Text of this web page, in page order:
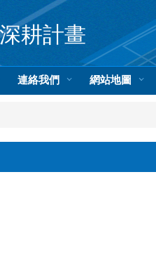
耕計畫
連絡我們 網站地圖